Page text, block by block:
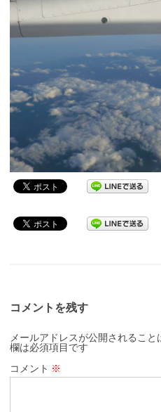
コメントを残す
メールアドレスが公開されること
欄は必須項目です
コメント ※